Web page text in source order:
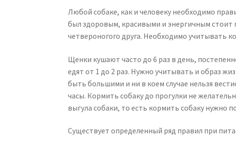
Любой собаке, как и человеку необходимо
был здоровым, красивыми и энергичным
четвероногого друга. Необходимо учитывать
Щенки кушают часто до 6 раз в день,
едят от 1 до 2 раз. Нужно учитывать и образ
быть большими и ни в коем случае нельзя
часы. Кормить собаку до прогулки не
выгула собаки, то есть кормить собаку нужно
Существует определенный ряд правил при